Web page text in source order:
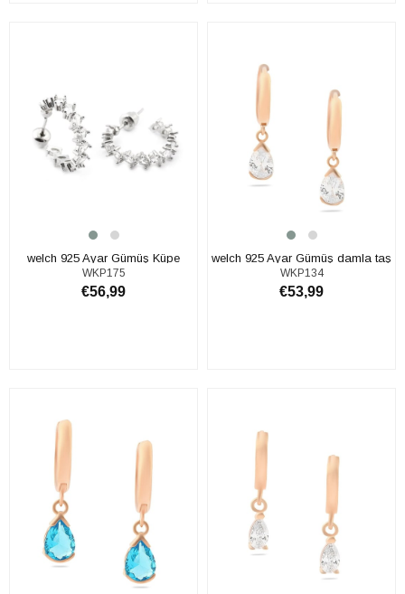
welch 925 Ayar Gümüş Küpe
WKP175
€56,99
welch 925 Ayar Gümüş damla taş
sallantılı Küpe
WKP134
€53,99